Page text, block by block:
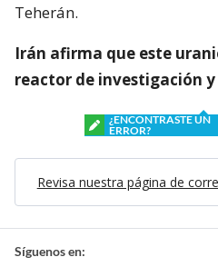
Teherán.
Irán afirma que este
reactor de investigación
¿ENCONTRASTE UN
ERROR?
Revisa nuestra página de
Síguenos en: